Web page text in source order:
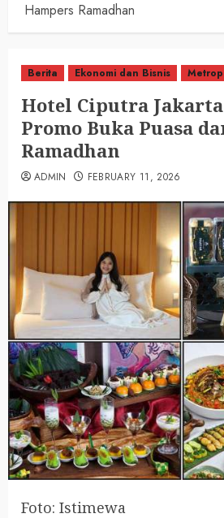
Hampers Ramadhan
Berita Ekonomi dan Bisnis
Hotel Ciputra
Promo Buka Puasa
Ramadhan
ADMIN FEBRUARY 11, 2026
Foto: Istimewa